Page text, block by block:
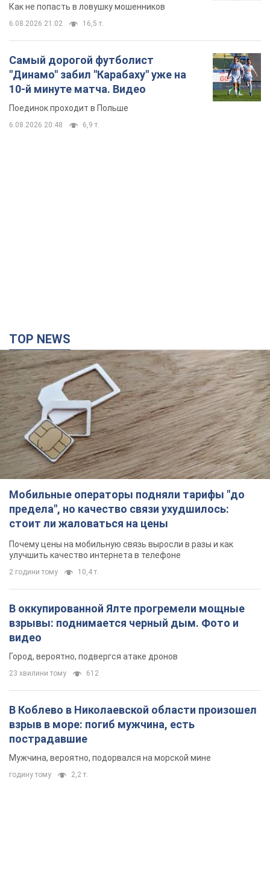
6.08.2026 20:48 6,9 т.
Мобильные операторы подняли тарифы "до
предела", но качество связи ухудшилось:
стоит ли жаловаться на цены
Почему цены на мобильную связь выросли в разы и как
улучшить качество интернета в телефоне
2 години тому 10,4 т.
В оккупированной Ялте прогремели мощные
взрывы: поднимается черный дым. Фото и
видео
23 хвилини тому 612
В Коблево в Николаевской области произошел
взрыв в море: погиб мужчина, есть
пострадавшие
Мужчина, вероятно, подорвался на морской мине
годину тому 2,2 т.